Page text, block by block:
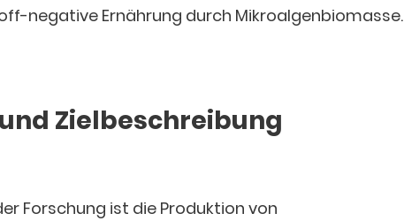
negative Ernährung durch Mikroalgenbiomasse.
Zielbeschreibung
Forschung ist die Produktion von